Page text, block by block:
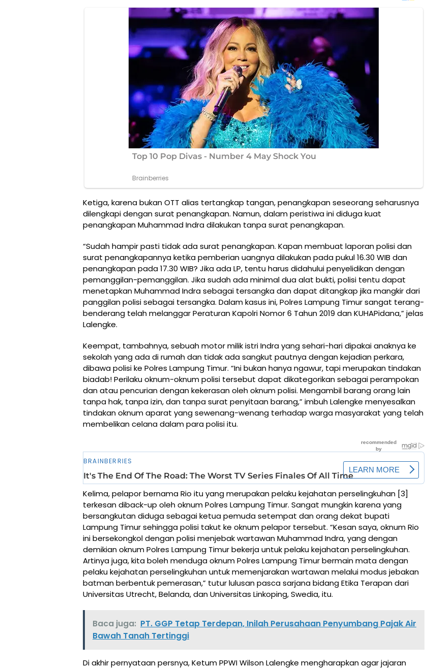
Ketiga, karena bukan OTT alias tertangkap tangan, penangkapan seseorang seharusnya
dilengkapi dengan surat penangkapan. Namun, dalam peristiwa ini diduga kuat
penangkapan Muhammad Indra dilakukan tanpa surat penangkapan.
“Sudah hampir pasti tidak ada surat penangkapan. Kapan membuat laporan polisi dan
surat penangkapannya ketika pemberian uangnya dilakukan pada pukul 16.30 WIB dan
penangkapan pada 17.30 WIB? Jika ada LP, tentu harus didahului penyelidikan dengan
pemanggilan-pemanggilan. Jika sudah ada minimal dua alat bukti, polisi tentu dapat
menetapkan Muhammad Indra sebagai tersangka dan dapat ditangkap jika mangkir dari
panggilan polisi sebagai tersangka. Dalam kasus ini, Polres Lampung Timur sangat terang-
benderang telah melanggar Peraturan Kapolri Nomor 6 Tahun 2019 dan KUHAPidana,” jelas
Lalengke.
Keempat, tambahnya, sebuah motor milik istri Indra yang sehari-hari dipakai anaknya ke
sekolah yang ada di rumah dan tidak ada sangkut pautnya dengan kejadian perkara,
dibawa polisi ke Polres Lampung Timur. “Ini bukan hanya ngawur, tapi merupakan tindakan
biadab! Perilaku oknum-oknum polisi tersebut dapat dikategorikan sebagai perampokan
dan atau pencurian dengan kekerasan oleh oknum polisi. Mengambil barang orang lain
tanpa hak, tanpa izin, dan tanpa surat penyitaan barang,” imbuh Lalengke menyesalkan
tindakan oknum aparat yang sewenang-wenang terhadap warga masyarakat yang telah
membelikan celana dalam para polisi itu.
Kelima, pelapor bernama Rio itu yang merupakan pelaku kejahatan perselingkuhan [3]
terkesan diback-up oleh oknum Polres Lampung Timur. Sangat mungkin karena yang
bersangkutan diduga sebagai ketua pemuda setempat dan orang dekat bupati
Lampung Timur sehingga polisi takut ke oknum pelapor tersebut. “Kesan saya, oknum Rio
ini bersekongkol dengan polisi menjebak wartawan Muhammad Indra, yang dengan
demikian oknum Polres Lampung Timur bekerja untuk pelaku kejahatan perselingkuhan.
Artinya juga, kita boleh menduga oknum Polres Lampung Timur bermain mata dengan
pelaku kejahatan perselingkuhan untuk memenjarakan wartawan melalui modus jebakan
batman berbentuk pemerasan,” tutur lulusan pasca sarjana bidang Etika Terapan dari
Universitas Utrecht, Belanda, dan Universitas Linkoping, Swedia, itu.
Baca juga: PT. GGP Tetap Terdepan, Inilah Perusahaan Penyumbang Pajak Air
Bawah Tanah Tertinggi
Di akhir pernyataan persnya, Ketum PPWI Wilson Lalengke mengharapkan agar jajaran